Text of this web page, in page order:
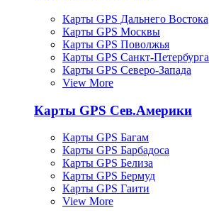
Карты GPS Дальнего Востока
Карты GPS Москвы
Карты GPS Поволжья
Карты GPS Санкт-Петербурга
Карты GPS Северо-Запада
View More
Карты GPS Сев.Америки
Карты GPS Багам
Карты GPS Барбадоса
Карты GPS Белиза
Карты GPS Бермуд
Карты GPS Гаити
View More